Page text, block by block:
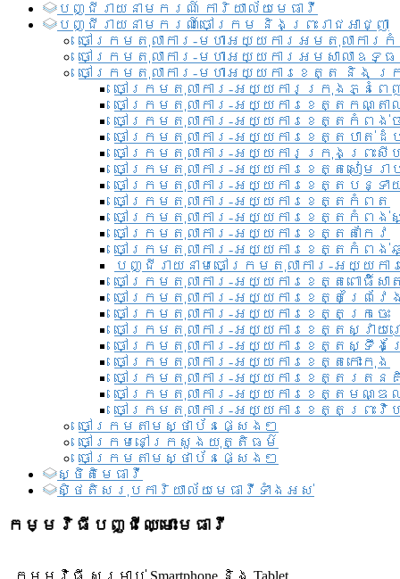
បញ្ជី​រាយ​នាមករណ៍ ការិយាល័យ​មេធាវី​
បញ្ជី​រាយ​នាមករណ៍​ចៅក្រម និងព្រះរាជអាជ្ញា
ចៅក្រមតុលាការ-មហាអយ្យការអមតុលាការ
ចៅក្រមតុលាការ-មហាអយ្យការអមសាលាឧទ្
ចៅក្រមតុលាការ-មហាអយ្យការខេត្ត និង ក្
ចៅក្រមតុលាការ-អយ្យការក្រុងភ្នំពេ
ចៅក្រមតុលាការ-អយ្យការខេត្តកណ្តា
ចៅក្រមតុលាការ-អយ្យការខេត្តកំពង់ច
ចៅក្រមតុលាការ-អយ្យការខេត្តបាត់ដំ
ចៅក្រមតុលាការ-អយ្យការ​ក្រុងព្រះសី
ចៅក្រមតុលាការ-អយ្យការខេត្តសៀមរា
ចៅក្រមតុលាការ-អយ្យការខេត្តបន្ទា
ចៅក្រមតុលាការ-អយ្យការខេត្តកំពត
ចៅក្រមតុលាការ-អយ្យការខេត្តកំពង់
ចៅក្រមតុលាការ-អយ្យការខេត្តតាកែវ
ចៅក្រមតុលាការ-អយ្យការខេត្តកំពង់
បញ្ជីរាយនាមចៅក្រមតុលាការ-អយ្យក
ចៅក្រមតុលាការ-អយ្យការខេត្តពោធិ៍សា
ចៅក្រមតុលាការ-អយ្យការខេត្តព្រៃវែ
ចៅក្រមតុលាការ-អយ្យការខេត្តក្រចេះ
ចៅក្រមតុលាការ-អយ្យការខេត្តស្វាយ
ចៅក្រមតុលាការ-អយ្យការខេត្តស្ទឹង
ចៅក្រមតុលាការ-អយ្យការខេត្តកោះកុង
ចៅក្រមតុលាការ-អយ្យការខេត្តរតន
ចៅក្រមតុលាការ-អយ្យការខេត្តមណ្
ចៅក្រមតុលាការ-អយ្យការខេត្តព្រះវិហ
ចៅក្រមតាមស្ថាប័នផ្សេងៗ
ចៅក្រមនៅក្រសួងយុត្តិធម៌
ចៅក្រមតាមស្ថាប័នផ្សេងៗ
ស្ថិតិមេធាវី
សិ្ថតិសរុបការិយាល័យមេធាវីទាំងអស់​
កម្មវិធីបញ្ជីឈ្មោះមេធាវី
កម្មវិធី សម្រាប់ Smartphone និង Tablet